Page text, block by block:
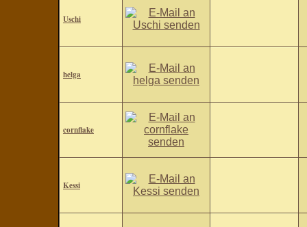
Uschi
helga
cornflake
Kessi